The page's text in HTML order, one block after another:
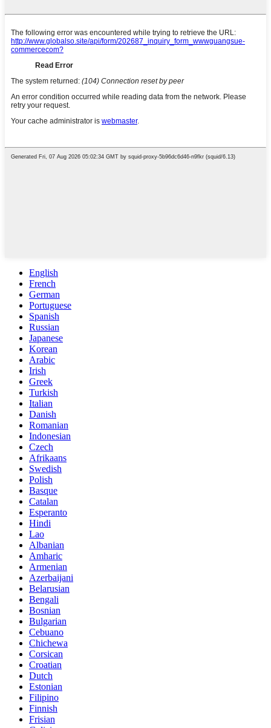
English
French
German
Portuguese
Spanish
Russian
Japanese
Korean
Arabic
Irish
Greek
Turkish
Italian
Danish
Romanian
Indonesian
Czech
Afrikaans
Swedish
Polish
Basque
Catalan
Esperanto
Hindi
Lao
Albanian
Amharic
Armenian
Azerbaijani
Belarusian
Bengali
Bosnian
Bulgarian
Cebuano
Chichewa
Corsican
Croatian
Dutch
Estonian
Filipino
Finnish
Frisian